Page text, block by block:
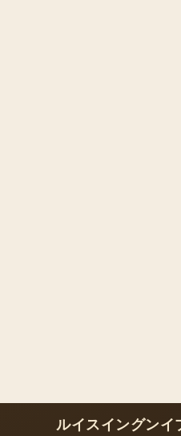
ルイスイングンイ